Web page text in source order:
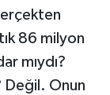
86 milyon
mıydı?
Değil. Onun